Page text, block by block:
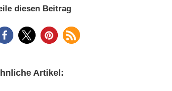
diesen Beitrag
Artikel: